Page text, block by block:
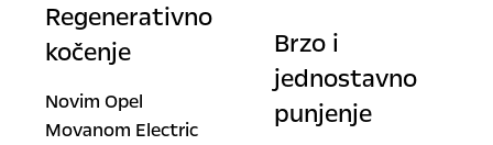
Regenerativno
kočenje
Novim Opel
Movanom Electric
Brzo i
jednostavno
punjenje